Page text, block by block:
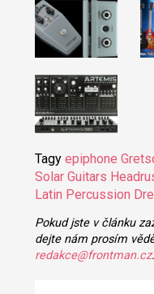
Tagy epiphone
Solar Guitars
Latin Percussion
Pokud jste v článku
dejte nám prosím
redakce@frontman.cz.